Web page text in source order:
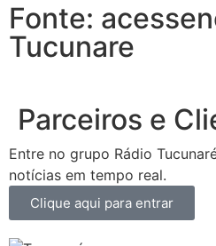
Fonte:
Tucunare
Parceiros e
Entre no grupo Rádio
notícias em tempo real.
Clique aqui para entrar